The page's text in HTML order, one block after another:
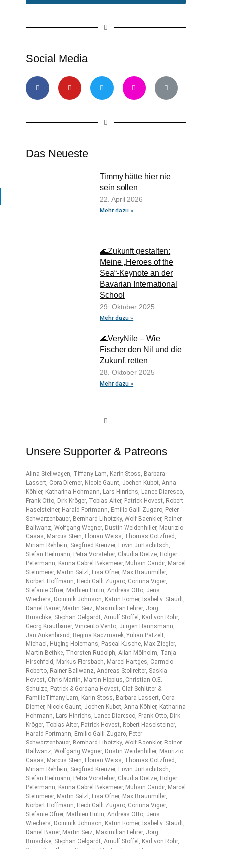
Social Media
Das Neueste
Timmy hätte hier nie
sein sollen
22. April 2026
Mehr dazu »
🌊Zukunft gestalten:
Meine „Heroes of the
Sea“-Keynote an der
Bavarian International
School
29. Oktober 2025
Mehr dazu »
🌊VeryNile – Wie
Fischer den Nil und die
Zukunft retten
28. Oktober 2025
Mehr dazu »
Unsere Supporter & Patreons
Alina Stellwagen, Tiffany Lam, Karin Stoss, Barbara
Lassert, Cora Diemer, Nicole Gaunt, Jochen Kubot, Anna
Köhler, Katharina Hohmann, Lars Hinrichs, Lance Diaresco,
Frank Otto, Dirk Kröger, Tobias Alter, Patrick Hovest, Robert
Haselsteiner, Harald Fortmann, Emilio Galli Zugaro, Peter
Schwarzenbauer, Bernhard Lihotzky, Wolf Baenkler, Rainer
Ballwanz, Wolfgang Wegner, Dustin Weidenhiller, Maurizio
Casas, Marcus Stein, Florian Weiss, Thomas Götzfried,
Miriam Rehbein, Siegfried Kreuzer, Erwin Jurtschitsch,
Stefan Heilmann, Petra Vorsteher, Claudia Dietze, Holger
Petermann, Karina Cabrel Bekemeier, Muhsin Candir, Marcel
Steinmeier, Martin Salzl, Lisa Ofner, Max Braunmiller,
Norbert Hoffmann, Heidi Galli Zugaro, Corinna Vigier,
Stefanie Ofner, Mathieu Hutin, Andreas Otto, Jens
Wiechers, Dominik Johnson, Katrin Römer, Isabel v. Staudt,
Daniel Bauer, Martin Seiz, Maximilian Lehrer, Jörg
Brüschke, Stephan Oelgardt, Arnulf Stoffel, Karl von Rohr,
Georg Krautbauer, Vincento Vento, Jürgen Hannsmann,
Jan Ankenbrand, Regina Kaczmarek, Yulian Patzelt,
Michael, Hüging-Holemans, Pascal Kusche, Max Ziegler,
Martin Bethke, Thorsten Rudolph, Allan Mölholm, Tanja
Hirschfeld, Markus Fiersbach, Marcel Hartges, Carmelo
Roberto, Rainer Ballwanz, Andreas Stollreiter, Saskia
Hovest, Chris Martin, Martin Hippius, Christian O.E.
Schulze, Patrick & Gordana Hovest, Olaf Schlüter &
FamilieTiffany Lam, Karin Stoss, Barbara Lassert, Cora
Diemer, Nicole Gaunt, Jochen Kubot, Anna Köhler, Katharina
Hohmann, Lars Hinrichs, Lance Diaresco, Frank Otto, Dirk
Kröger, Tobias Alter, Patrick Hovest, Robert Haselsteiner,
Harald Fortmann, Emilio Galli Zugaro, Peter
Schwarzenbauer, Bernhard Lihotzky, Wolf Baenkler, Rainer
Ballwanz, Wolfgang Wegner, Dustin Weidenhiller, Maurizio
Casas, Marcus Stein, Florian Weiss, Thomas Götzfried,
Miriam Rehbein, Siegfried Kreuzer, Erwin Jurtschitsch,
Stefan Heilmann, Petra Vorsteher, Claudia Dietze, Holger
Petermann, Karina Cabrel Bekemeier, Muhsin Candir, Marcel
Steinmeier, Martin Salzl, Lisa Ofner, Max Braunmiller,
Norbert Hoffmann, Heidi Galli Zugaro, Corinna Vigier,
Stefanie Ofner, Mathieu Hutin, Andreas Otto, Jens
Wiechers, Dominik Johnson, Katrin Römer, Isabel v. Staudt,
Daniel Bauer, Martin Seiz, Maximilian Lehrer, Jörg
Brüschke, Stephan Oelgardt, Arnulf Stoffel, Karl von Rohr,